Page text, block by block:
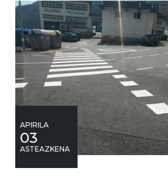
APIRILA
03
ASTEAZKENA